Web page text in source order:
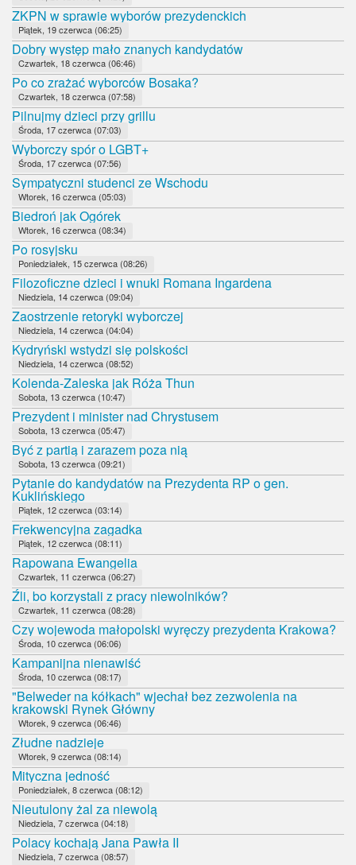
ZKPN w sprawie wyborów prezydenckich
Piątek, 19 czerwca (06:25)
Dobry występ mało znanych kandydatów
Czwartek, 18 czerwca (06:46)
Po co zrażać wyborców Bosaka?
Czwartek, 18 czerwca (07:58)
Pilnujmy dzieci przy grillu
Środa, 17 czerwca (07:03)
Wyborczy spór o LGBT+
Środa, 17 czerwca (07:56)
Sympatyczni studenci ze Wschodu
Wtorek, 16 czerwca (05:03)
Biedroń jak Ogórek
Wtorek, 16 czerwca (08:34)
Po rosyjsku
Poniedziałek, 15 czerwca (08:26)
Filozoficzne dzieci i wnuki Romana Ingardena
Niedziela, 14 czerwca (09:04)
Zaostrzenie retoryki wyborczej
Niedziela, 14 czerwca (04:04)
Kydryński wstydzi się polskości
Niedziela, 14 czerwca (08:52)
Kolenda-Zaleska jak Róża Thun
Sobota, 13 czerwca (10:47)
Prezydent i minister nad Chrystusem
Sobota, 13 czerwca (05:47)
Być z partią i zarazem poza nią
Sobota, 13 czerwca (09:21)
Pytanie do kandydatów na Prezydenta RP o gen.
Kuklińskiego
Piątek, 12 czerwca (03:14)
Frekwencyjna zagadka
Piątek, 12 czerwca (08:11)
Rapowana Ewangelia
Czwartek, 11 czerwca (06:27)
Źli, bo korzystali z pracy niewolników?
Czwartek, 11 czerwca (08:28)
Czy wojewoda małopolski wyręczy prezydenta Krakowa?
Środa, 10 czerwca (06:06)
Kampanijna nienawiść
Środa, 10 czerwca (08:17)
"Belweder na kółkach" wjechał bez zezwolenia na
krakowski Rynek Główny
Wtorek, 9 czerwca (06:46)
Złudne nadzieje
Wtorek, 9 czerwca (08:14)
Mityczna jedność
Poniedziałek, 8 czerwca (08:12)
Nieutulony żal za niewolą
Niedziela, 7 czerwca (04:18)
Polacy kochają Jana Pawła II
Niedziela, 7 czerwca (08:57)